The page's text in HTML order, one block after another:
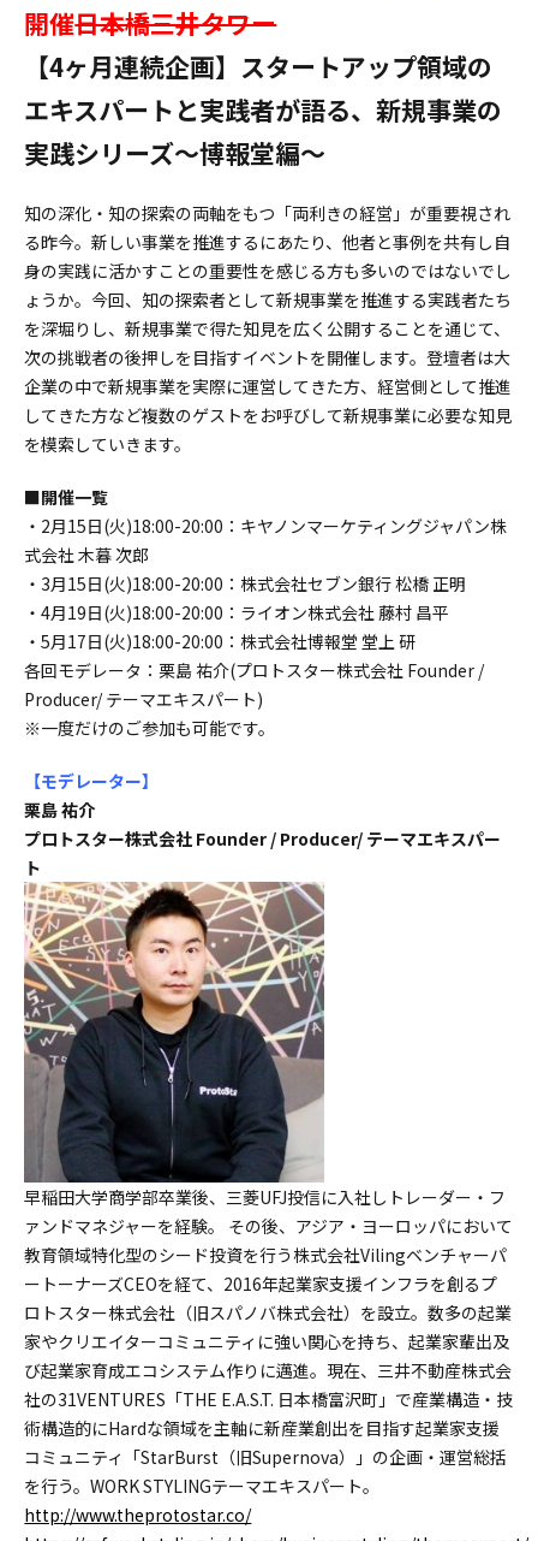
開催日本橋三井タワー
【4ヶ月連続企画】スタートアップ領域の
エキスパートと実践者が語る、新規事業の
実践シリーズ〜博報堂編〜
知の深化・知の探索の両軸をもつ「両利きの経営」が重要視され
る昨今。新しい事業を推進するにあたり、他者と事例を共有し自
身の実践に活かすことの重要性を感じる方も多いのではないでし
ょうか。今回、知の探索者として新規事業を推進する実践者たち
を深堀りし、新規事業で得た知見を広く公開することを通じて、
次の挑戦者の後押しを目指すイベントを開催します。登壇者は大
企業の中で新規事業を実際に運営してきた方、経営側として推進
してきた方など複数のゲストをお呼びして新規事業に必要な知見
を模索していきます。
■開催一覧
・2月15日(火)18:00-20:00：キヤノンマーケティングジャパン株
式会社 木暮 次郎
・3月15日(火)18:00-20:00：株式会社セブン銀行 松橋 正明
・4月19日(火)18:00-20:00：ライオン株式会社 藤村 昌平
・5月17日(火)18:00-20:00：株式会社博報堂 堂上 研
各回モデレータ：栗島 祐介(プロトスター株式会社 Founder /
Producer/ テーマエキスパート)
※一度だけのご参加も可能です。
【モデレーター】
栗島 祐介
プロトスター株式会社 Founder / Producer/ テーマエキスパー
ト
早稲田大学商学部卒業後、三菱UFJ投信に入社しトレーダー・フ
ァンドマネジャーを経験。 その後、アジア・ヨーロッパにおいて
教育領域特化型のシード投資を行う株式会社Vilingベンチャーパ
ートーナーズCEOを経て、2016年起業家支援インフラを創るプ
ロトスター株式会社（旧スパノバ株式会社）を設立。数多の起業
家やクリエイターコミュニティに強い関心を持ち、起業家輩出及
び起業家育成エコシステム作りに邁進。現在、三井不動産株式会
社の31VENTURES「THE E.A.S.T. 日本橋富沢町」で産業構造・技
術構造的にHardな領域を主軸に新産業創出を目指す起業家支援
コミュニティ「StarBurst（旧Supernova）」の企画・運営総括
を行う。WORK STYLINGテーマエキスパート。
http://www.theprotostar.co/